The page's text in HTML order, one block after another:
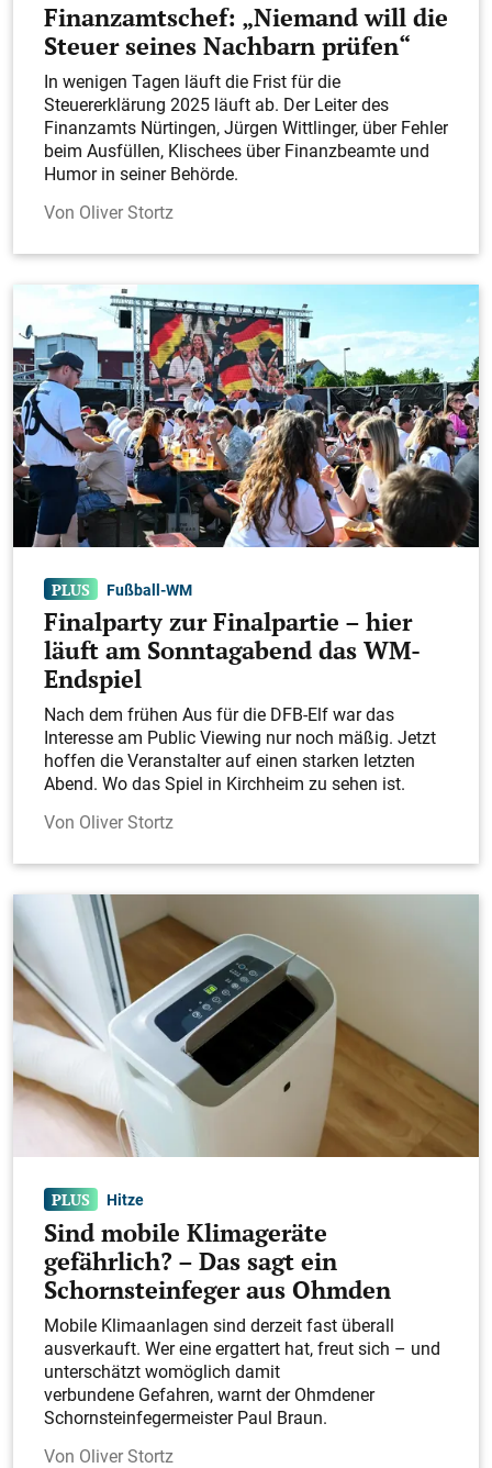
Finanzamtschef: „Niemand will die
Steuer seines Nachbarn prüfen“
In wenigen Tagen läuft die Frist für die
Steuererklärung 2025 läuft ab. Der Leiter des
Finanzamts Nürtingen, Jürgen Wittlinger, über Fehler
beim Ausfüllen, Klischees über Finanzbeamte und
Humor in seiner Behörde.
Oliver Stortz
Fußball-WM
Finalparty zur Finalpartie – hier
läuft am Sonntagabend das WM-
Endspiel
Nach dem frühen Aus für die DFB-Elf war das
Interesse am Public Viewing nur noch mäßig. Jetzt
hoffen die Veranstalter auf einen starken letzten
Abend. Wo das Spiel in Kirchheim zu sehen ist.
Oliver Stortz
Hitze
Sind mobile Klimageräte
gefährlich? – Das sagt ein
Schornsteinfeger aus Ohmden
Mobile Klimaanlagen sind derzeit fast überall
ausverkauft. Wer eine ergattert hat, freut sich – und
unterschätzt womöglich damit
verbundene Gefahren, warnt der Ohmdener
Schornsteinfegermeister Paul Braun.
Oliver Stortz